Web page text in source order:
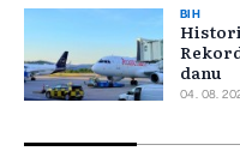
BIH
danu
04. 08.